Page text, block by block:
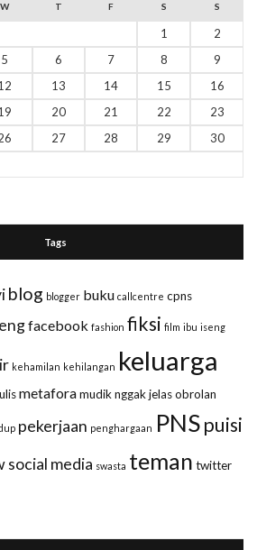
W T F S S
1
2
5 6 7 8
9
13 14 15
16
20 21 22
23
27 28 29
30
Tags
blog blogger buku callcentre cpns
facebook fashion fiksi film ibu iseng
kehamilan kehilangan keluarga
metaforamudiknggak jelasobrolan
pekerjaan penghargaan PNSpuisi
social media swasta teman twitter